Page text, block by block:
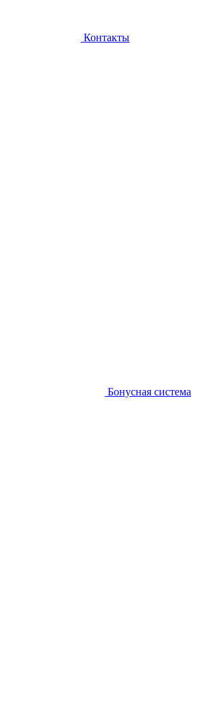
Контакты
Бонусная система